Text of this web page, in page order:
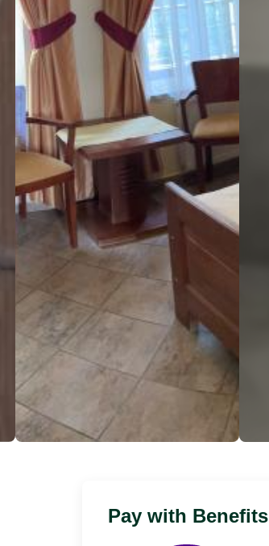
Pay with Benefits